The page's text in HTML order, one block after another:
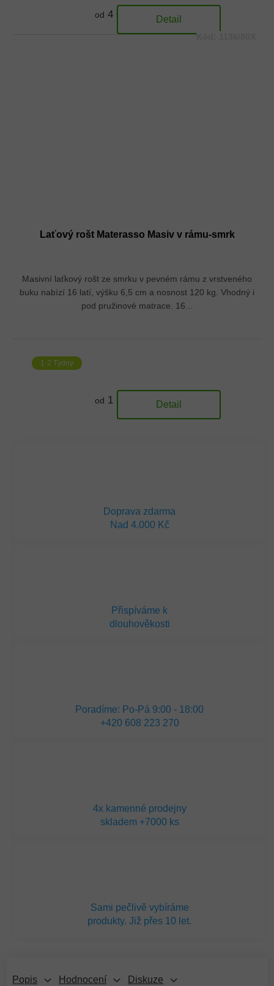
od 4 070 Kč Detail
Laťový rošt Materasso Masiv v rámu-smrk
Masivní laťkový rošt ze smrku v pevném rámu z vrstveného
buku nabízí 16 latí, výšku 6,5 cm a nosnost 120 kg. Vhodný i
pod pružinové matrace. 16...
1-2 Týdny
od 1 616 Kč Detail
Doprava zdarma
Nad 4.000 Kč
Přispíváme k
dlouhověkosti
Poradíme: Po-Pá 9:00 - 18:00
+420 608 223 270
4x kamenné prodejny
skladem +7000 ks
Sami pečlivě vybíráme
produkty. Již přes 10 let.
Popis Hodnocení Diskuze